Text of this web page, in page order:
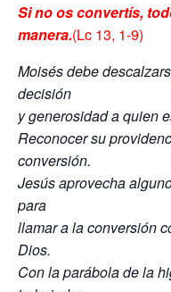
Si no os convertís,
manera.(Lc 13, 1-9)
Moisés debe
decisión
y generosidad a quien
Reconocer su
conversión.
Jesús aprovecha
para
llamar a la conversión
Dios.
Con la parábola de la